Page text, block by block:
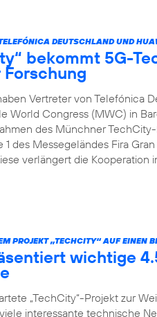
DEUTSCHLAND UND
bekommt 5G-
Vertreter von Telefónica
World Congress (MWC) in
des Münchner
des Messegeländes Fira
verlängert die Kooperation
PROJEKT „TECHCITY“ AUF EINEN
wichtige
„TechCity“-Projekt zur
interessante technische